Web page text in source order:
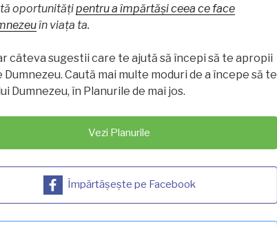
oportunitățipentru a împărtăși ceea ce face
în viața ta.
câteva sugestii care te ajută să începi să te apropii
Dumnezeu. Caută mai multe moduri de a începe să te
Dumnezeu, în Planurile de mai jos.
Vezi Planurile
Împărtășește pe Facebook